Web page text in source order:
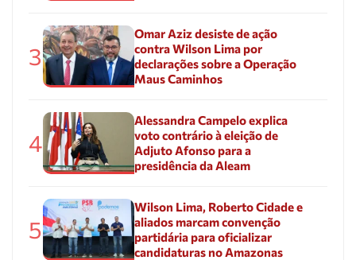
3
Omar Aziz desiste de ação
contra Wilson Lima por
declarações sobre a Operação
Maus Caminhos
4
Alessandra Campelo explica
voto contrário à eleição de
Adjuto Afonso para a
presidência da Aleam
5
Wilson Lima, Roberto Cidade e
aliados marcam convenção
partidária para oficializar
candidaturas no Amazonas